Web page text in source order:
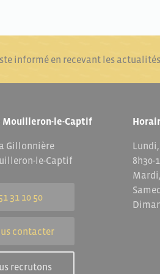
informé en recevant les
Mouilleron-le-Captif
Gillonnière
le-Captif
31 10 50
contacter
recrutons
8h30-